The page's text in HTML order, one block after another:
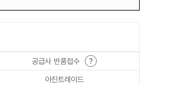
공급사 반품접수
아진트레이드